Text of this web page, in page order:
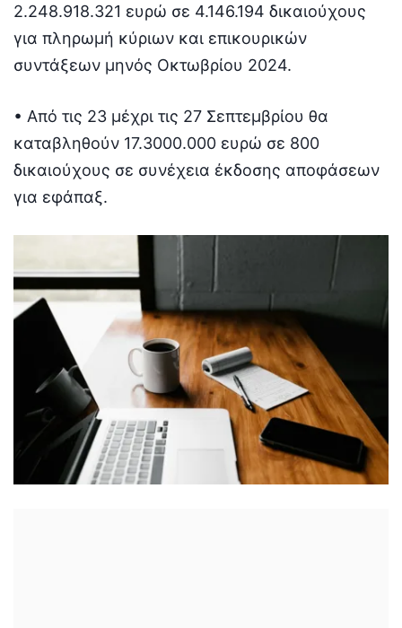
2.248.918.321 ευρώ σε 4.146.194 δικαιούχους
για πληρωμή κύριων και επικουρικών
συντάξεων μηνός Οκτωβρίου 2024.
• Από τις 23 μέχρι τις 27 Σεπτεμβρίου θα
καταβληθούν 17.3000.000 ευρώ σε 800
δικαιούχους σε συνέχεια έκδοσης αποφάσεων
για εφάπαξ.